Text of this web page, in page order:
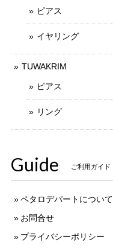
ピアス
イヤリング
TUWAKRIM
ピアス
リング
Guide ご利用ガイド
ペタロデパートについて
お問合せ
プライバシーポリシー